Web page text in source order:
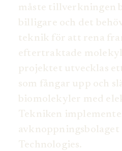
måste tillverkningen
billigare och det
teknik för att rena
eftertraktade
projektet utvecklas
som fångar upp och
biomolekyler med
Tekniken
avknoppningsbolaget
Technologies.